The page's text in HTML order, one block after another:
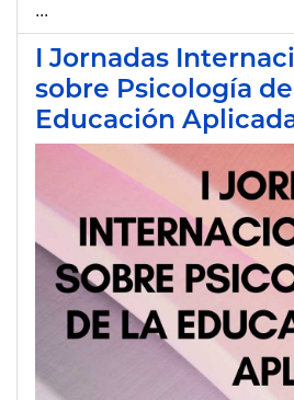
...
I Jornadas
sobre Psicología
Educación